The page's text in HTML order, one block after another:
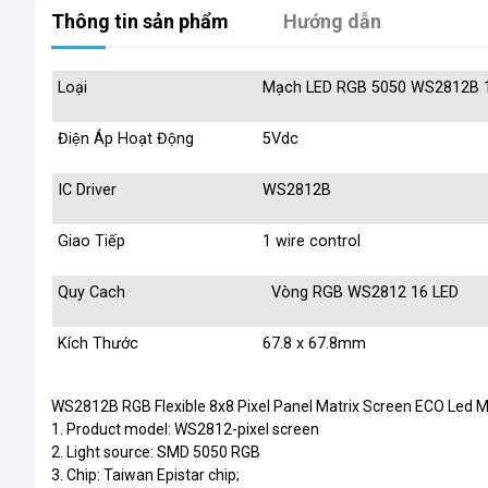
Thông tin sản phẩm Hướng dẫn
Loại Mạch LED RGB 5050 WS2812B
Điện Áp Hoạt Động 5Vdc
IC Driver WS2812B
Giao Tiếp 1 wire control
Quy Cach Vòng RGB WS2812 16 LED
Kích Thước 67.8 x 67.8mm
WS2812B RGB Flexible 8x8 Pixel Panel Matrix Screen ECO Led
1. Product model: WS2812-pixel screen
2. Light source: SMD 5050 RGB
3. Chip: Taiwan Epistar chip;